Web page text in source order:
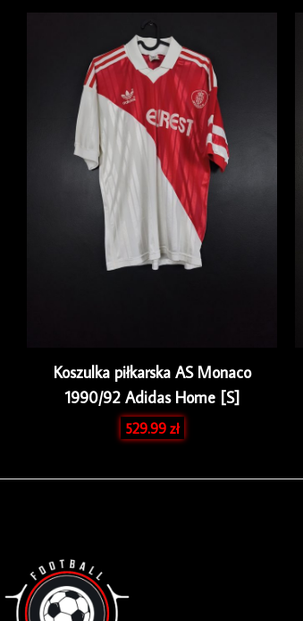
Koszulka piłkarska AS Monaco
1990/92 Adidas Home [S]
529.99zł